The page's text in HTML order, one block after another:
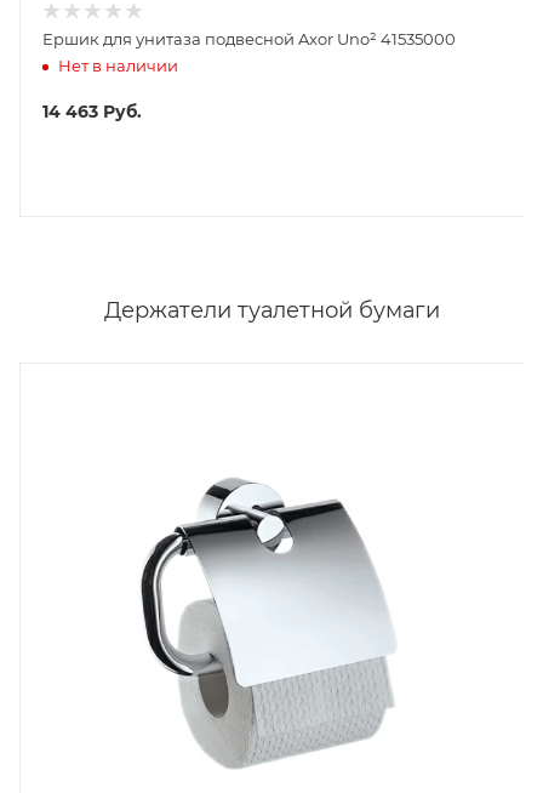
Ершик для унитаза подвесной Axor Uno² 41535000
Нет в наличии
14 463 Руб.
Держатели туалетной бумаги